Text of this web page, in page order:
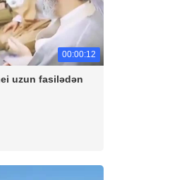
00:00:12
uzun fasilədən